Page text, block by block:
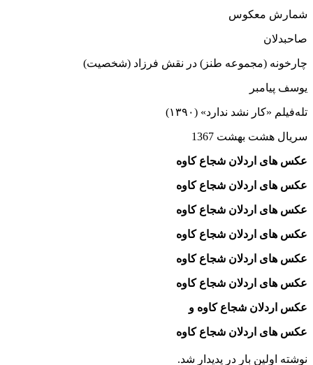
شمارش معکوس
صاحبدلان
چارخونه (مجموعه طنز) در نقش فرزاد (شخصیت)
یوسف پیامبر
تله‌فیلم «کار نشد ندارد» (۱۳۹۰)
سریال هشت بهشت 1367
عکس های اردلان شجاع‌ کاوه
عکس های اردلان شجاع‌ کاوه
عکس های اردلان شجاع‌ کاوه
عکس های اردلان شجاع‌ کاوه
عکس های اردلان شجاع‌ کاوه
عکس های اردلان شجاع‌ کاوه
عکس اردلان شجاع‌ کاوه و
عکس های اردلان شجاع‌ کاوه
نوشته اولین بار در پدیدار شد.